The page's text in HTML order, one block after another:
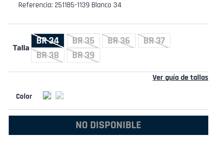
Referencia: 251185-1139 Blanco 34
Talla
BR 34 BR 35 BR 36
BR 37
BR 38
BR 39
Ver guía de tallas
NO DISPONIBLE